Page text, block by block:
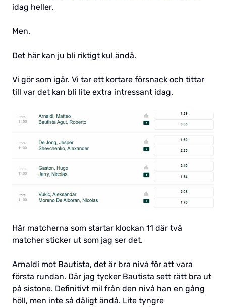
idag heller.
Men.
Det här kan ju bli riktigt kul ändå.
Vi gör som igår. Vi tar ett kortare försnack och tittar
till var det kan bli lite extra intressant idag.
Här matcherna som startar klockan 11 där två
matcher sticker ut som jag ser det.
Arnaldi mot Bautista, det är bra nivå för att vara
första rundan. Där jag tycker Bautista sett rätt bra ut
på sistone. Definitivt mil från den nivå han en gång
höll, men inte så dåligt ändå. Lite tyngre